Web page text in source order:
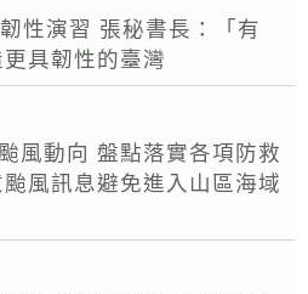
性演習 張秘書長：「有
具韌性的臺灣
風動向 盤點落實各項防救
風訊息避免進入山區海域